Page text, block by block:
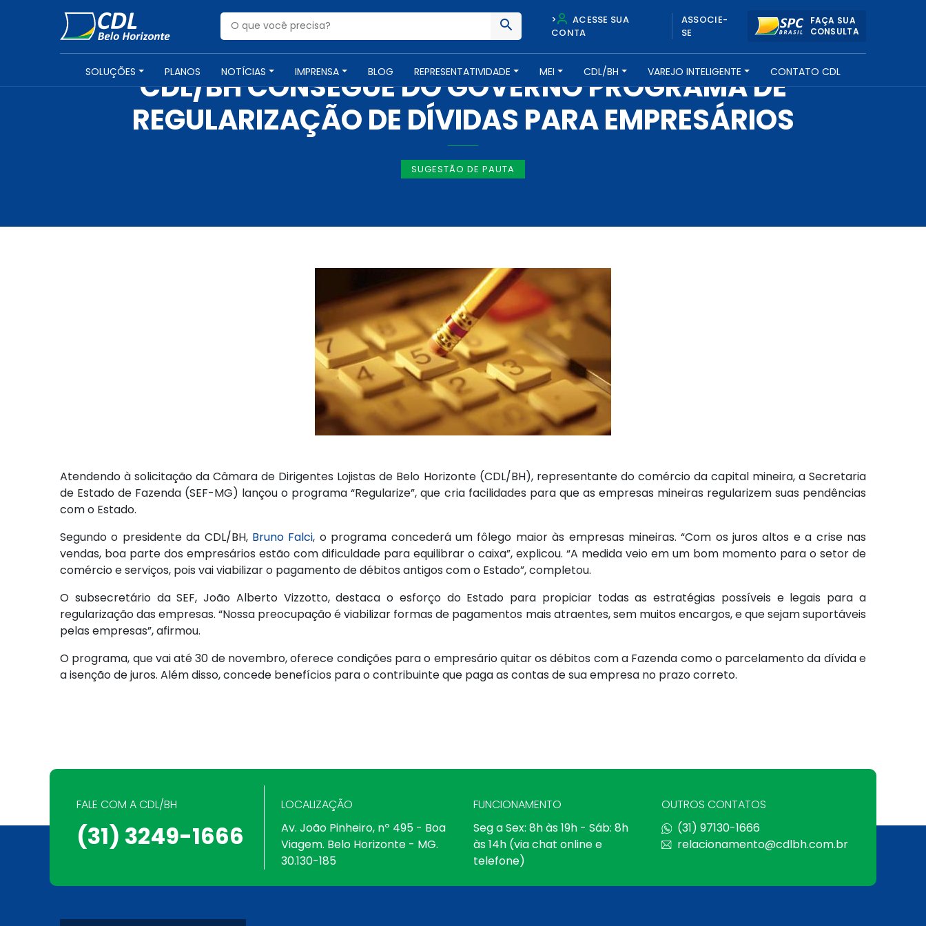
>
ACESSE SUA
CONTA
ASSOCIE-
SE
FAÇA SUA
CONSULTA
SOLUÇÕES PLANOS NOTÍCIAS IMPRENSA BLOG REPRESENTATIVIDADE MEI CDL/BH VAREJO INTELIGENTE CONTATO CDL
IMPRENSA -26 DE AGOSTO DE 2015
CDL/BH CONSEGUE DO GOVERNO PROGRAMA DE
REGULARIZAÇÃO DE DÍVIDAS PARA EMPRESÁRIOS
SUGESTÃO DE PAUTA
Atendendo à solicitação da Câmara de Dirigentes Lojistas de Belo Horizonte (CDL/BH), representante do comércio da capital mineira, a Secretaria
de Estado de Fazenda (SEF-MG) lançou o programa “Regularize”, que cria facilidades para que as empresas mineiras regularizem suas pendências
com o Estado.
Segundo o presidente da CDL/BH, Bruno Falci, o programa concederá um fôlego maior às empresas mineiras. “Com os juros altos e a crise nas
vendas, boa parte dos empresários estão com dificuldade para equilibrar o caixa”, explicou. “A medida veio em um bom momento para o setor de
comércio e serviços, pois vai viabilizar o pagamento de débitos antigos com o Estado”, completou.
O subsecretário da SEF, João Alberto Vizzotto, destaca o esforço do Estado para propiciar todas as estratégias possíveis e legais para a
regularização das empresas. “Nossa preocupação é viabilizar formas de pagamentos mais atraentes, sem muitos encargos, e que sejam suportáveis
pelas empresas”, afirmou.
O programa, que vai até 30 de novembro, oferece condições para o empresário quitar os débitos com a Fazenda como o parcelamento da dívida e
a isenção de juros. Além disso, concede benefícios para o contribuinte que paga as contas de sua empresa no prazo correto.
FALE COM A CDL/BH
(31) 3249-1666
LOCALIZAÇÃO
Av. João Pinheiro, nº 495 - Boa
Viagem. Belo Horizonte - MG.
30.130-185
FUNCIONAMENTO
Seg a Sex: 8h às 19h - Sáb: 8h
às 14h (via chat online e
telefone)
OUTROS CONTATOS
(31) 97130-1666
relacionamento@cdlbh.com.br